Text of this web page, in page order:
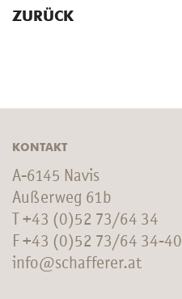
ZURÜCK
KONTAKT
A-6145 Navis
Außerweg 61b
T +43 (0)52 73/64 34
F +43 (0)52 73/64 34-40
info@schafferer.at